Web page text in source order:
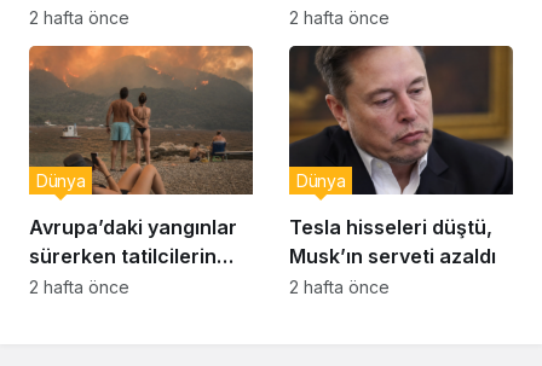
raporu soruşturması
2 hafta önce
muhabir şaşkın
2 hafta önce
Avrupa’daki yangınlar
sürerken tatilcilerin
kayıtsızlığı tepki yarattı
Dünya
2 hafta önce
Tesla hisseleri düştü,
Musk’ın serveti azaldı
Dünya
2 hafta önce